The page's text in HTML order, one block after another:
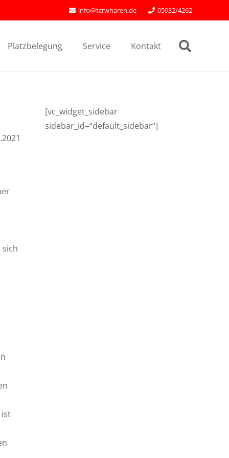
info@tcrwharen.de 05932/4262
Platzbelegung Service Kontakt
ist
[vc_widget_sidebar
sidebar_id=“default_sidebar“]